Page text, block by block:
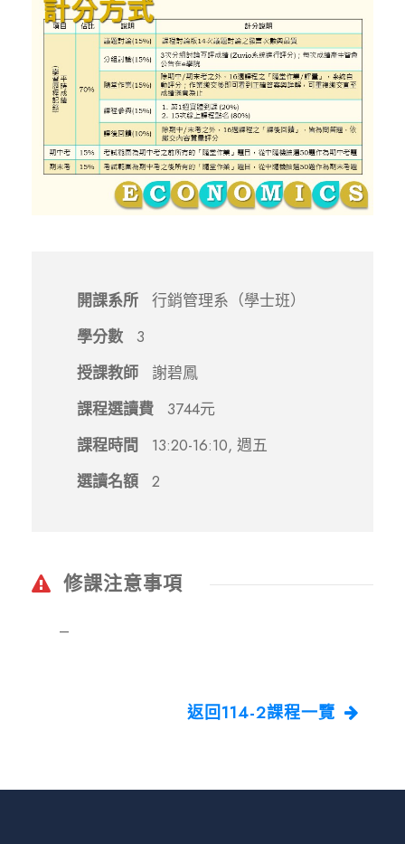
開課系所
行銷管理系（學士班）
學分數
3
授課教師
謝碧鳳
課程選讀費
3744元
課程時間
13:20-16:10, 週五
選讀名額
2
修課注意事項
–
返回114-2課程一覽